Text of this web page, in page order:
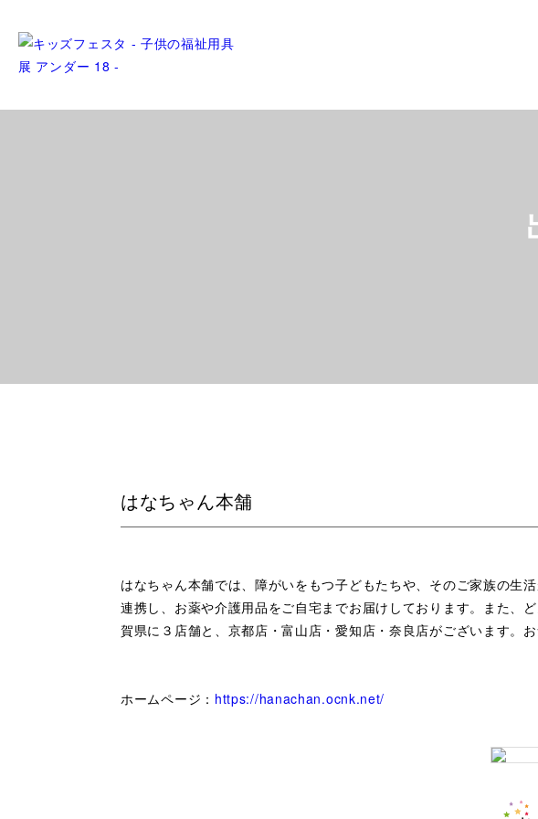
はなちゃん本舗
はなちゃん本舗では、障がいをもつ子どもたちや、そのご家族の生
連携し、お薬や介護用品をご自宅までお届けしております。また、
賀県に３店舗と、京都店・富山店・愛知店・奈良店がございます。
ホームページ： https://hanachan.ocnk.net/